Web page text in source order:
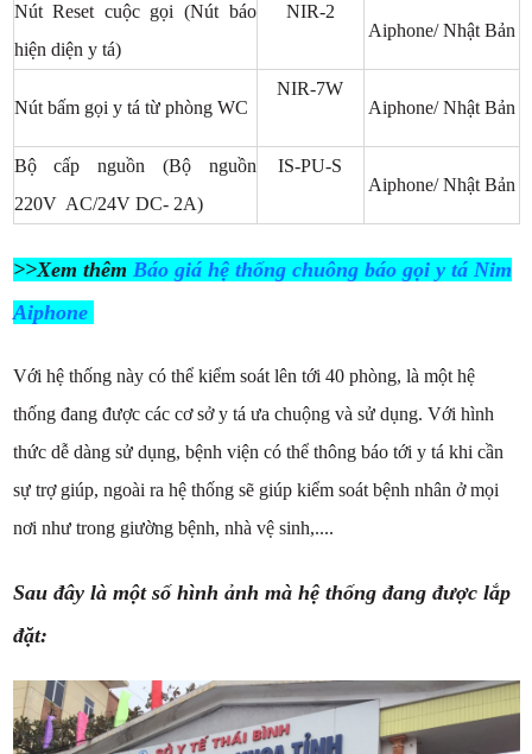
Nút Reset cuộc gọi (Nút báo
hiện diện y tá)
NIR-2
Aiphone/ Nhật Bản
Nút bấm gọi y tá từ phòng WC
NIR-7W
Aiphone/ Nhật Bản
Bộ cấp nguồn (Bộ nguồn
220V AC/24V DC- 2A)
IS-PU-S
Aiphone/ Nhật Bản
>>Xem thêm Báo giá hệ thống chuông báo gọi y tá Nim
Aiphone
Với hệ thống này có thể kiểm soát lên tới 40 phòng, là một hệ
thống đang được các cơ sở y tá ưa chuộng và sử dụng. Với hình
thức dễ dàng sử dụng, bệnh viện có thể thông báo tới y tá khi cần
sự trợ giúp, ngoài ra hệ thống sẽ giúp kiểm soát bệnh nhân ở mọi
nơi như trong giường bệnh, nhà vệ sinh,....
Sau đây là một số hình ảnh mà hệ thống đang được lắp
đặt: